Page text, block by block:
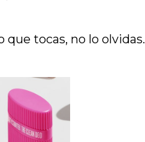
que tocas, no lo olvidas.